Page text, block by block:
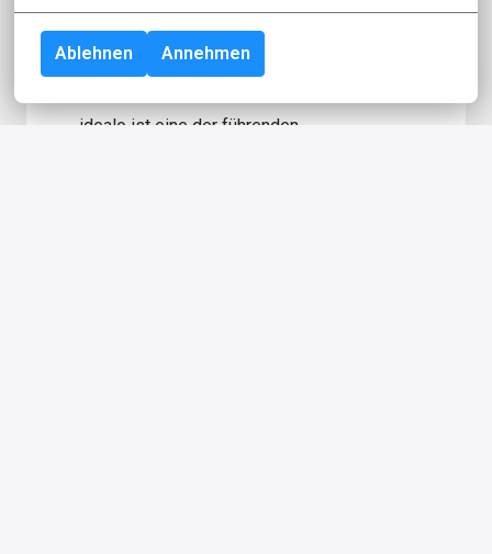
Ablehnen Annehmen
Über idealo
idealo ist eine der führenden